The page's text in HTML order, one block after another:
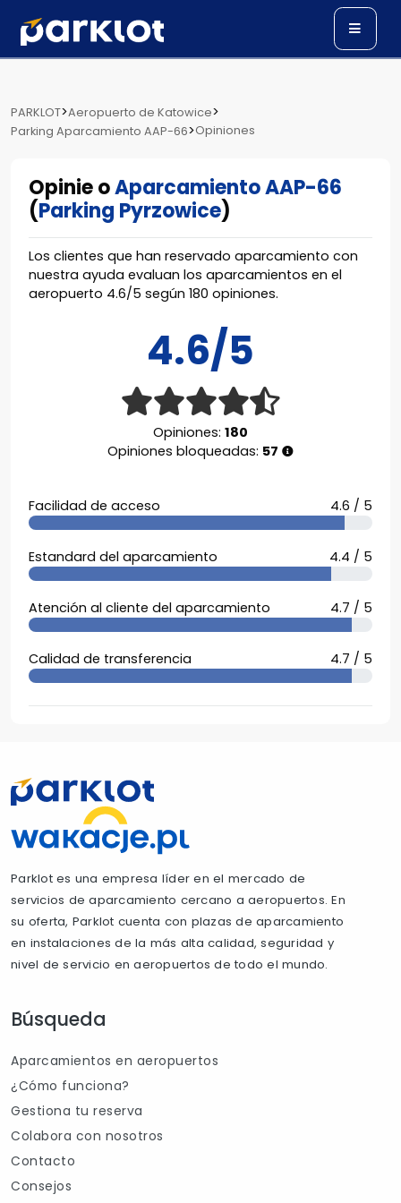
PARKLOT>Aeropuerto de Katowice>
Parking Aparcamiento AAP-66>Opiniones
Opinie oAparcamiento AAP-66
(Parking Pyrzowice)
Los clientes que han reservado aparcamiento con
nuestra ayuda evaluan los aparcamientos en el
aeropuerto 4.6/5 según 180 opiniones.
4.6/5
Opiniones: 180
Opiniones bloqueadas: 57
Facilidad de acceso 4.6 / 5
Estandard del aparcamiento 4.4 / 5
Atención al cliente del aparcamiento 4.7 / 5
Calidad de transferencia 4.7 / 5
Parklot es una empresa líder en el mercado de
servicios de aparcamiento cercano a aeropuertos. En
su oferta, Parklot cuenta con plazas de aparcamiento
en instalaciones de la más alta calidad, seguridad y
nivel de servicio en aeropuertos de todo el mundo.
Búsqueda
Aparcamientos en aeropuertos
¿Cómo funciona?
Gestiona tu reserva
Colabora con nosotros
Contacto
Consejos